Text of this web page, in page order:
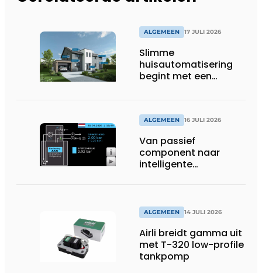
ALGEMEEN 17 JULI 2026
Slimme
huisautomatisering
begint met een
ALGEMEEN 16 JULI 2026
Van passief
component naar
intelligente
systemen
ALGEMEEN 14 JULI 2026
Airli breidt gamma uit
met T-320 low-profile
tankpomp